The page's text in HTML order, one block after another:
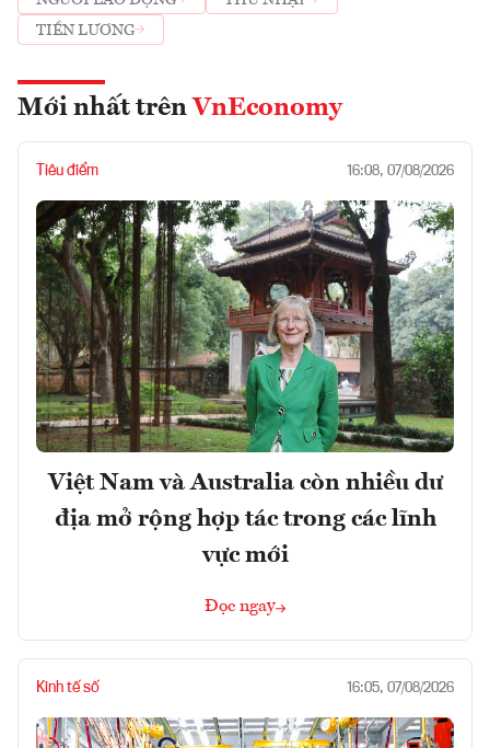
TIỀN LƯƠNG
Mới nhất trên VnEconomy
Tiêu điểm 16:08, 07/08/2026
Việt Nam và Australia còn nhiều dư
địa mở rộng hợp tác trong các lĩnh
vực mới
Đọc ngay
Kinh tế số 16:05, 07/08/2026